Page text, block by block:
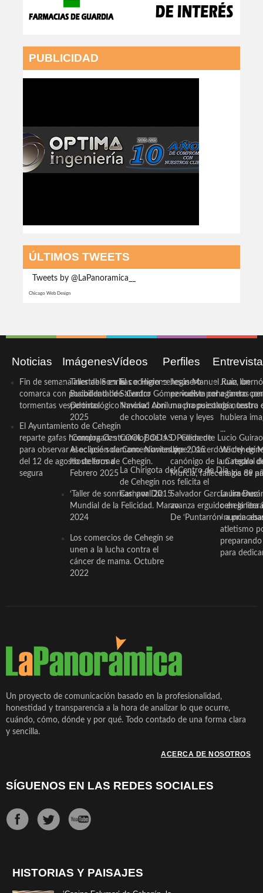
PUBLICIDAD
ÚLTIMOS TWEETS
Tweets by @LaPanoramica__
Chicago Web Design
Noticias
Fin de semana inestable en la
comarca con posibilidad de
tormentas vespertinas
El Ayuntamiento de Cehegín
reparte gafas homologadas
para observar el eclipse solar
del 12 de agosto de forma
segura
Imágenes
Taller de Sonrisas e Higiene
Bucodental de ‘Centro
Odontológico Innova’. Abril
2025
‘Compra Contrarreloj’ de la
Asociación de Comerciantes y
Hosteleros de Cehegín.
Febrero 2025
‘Taller de sonrisas’ por Día
Mundial de la Felicidad. Marzo
2024
Los comercios de Cehegín se
unen a la lucha contra el
cáncer de mama. Octubre
2022
Vídeos
El cocinero ceheginero
Salvador Gómez vuelve por
Navidad con una propuesta
de chocolate
COOL BODAS. Pedida de
mano. Noviembre 2015
La Chirigota del Centro de Día
de Cehegín nos felicita el
Carnaval 2015
Perfiles
Jesús Manuel Ruiz, un
periodista ceheginero con
mucha psicología, teatro
vena y leyes
D. Clemente Lucio Guirao
López, sacerdote
canónigo de la Catedral
Murcia, fallece a los 89
Salvador García Jiménez
avanza erguido en la
De ‘Puntarrón’ a
Juan
a tantas
de nuestra
hubiera
...
Wichy de
un regalo
magia de
Laura
ceheginera
«nunca
atletismo
para
Un proyecto de comunicación basado en la profesionalidad,
honestidad y transparencia a la hora de analizar lo que ocurre,
cuándo, cómo, dónde y por qué. Todo contado de una forma clara
y sencilla.
ACERCA DE NOSOTROS
SÍGUENOS EN LAS REDES SOCIALES
HISTORIAS Y PAISAJES